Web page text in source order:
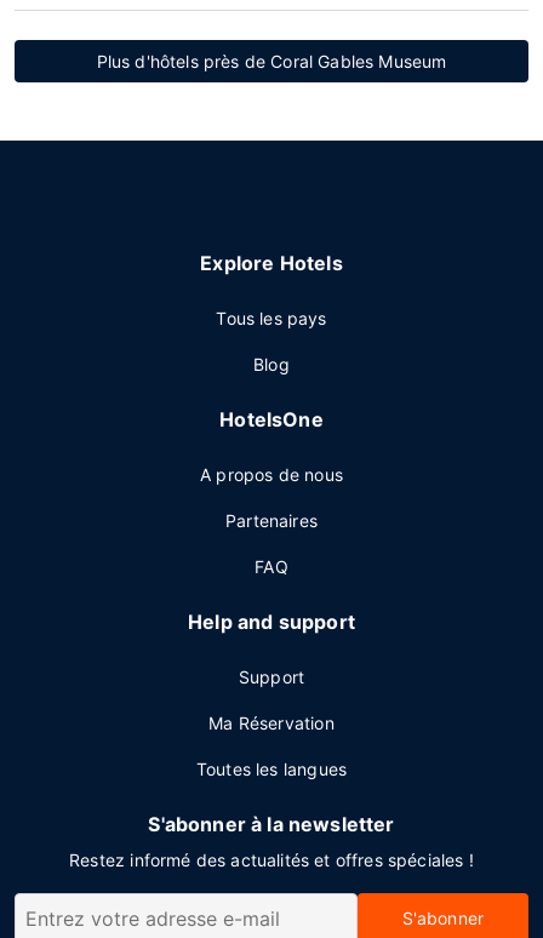
Plus d'hôtels près de Coral Gables Museum
Explore Hotels
Tous les pays
Blog
HotelsOne
A propos de nous
Partenaires
FAQ
Help and support
Support
Ma Réservation
Toutes les langues
S'abonner à la newsletter
Restez informé des actualités et offres spéciales !
S'abonner